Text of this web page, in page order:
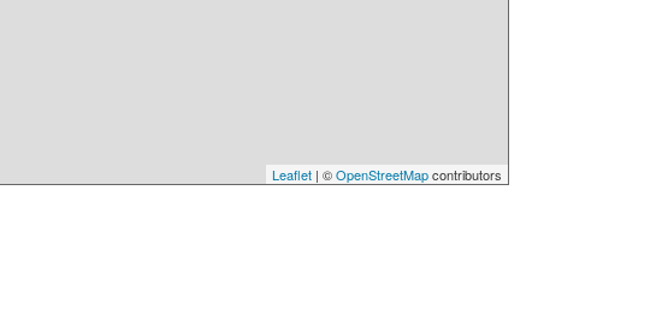
Leaflet | ©OpenStreetMapcontributors